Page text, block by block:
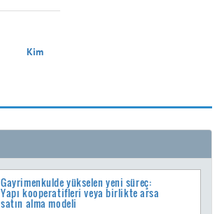
Gayrimenkulde yükselen yeni süreç:
Yapı kooperatifleri veya birlikte arsa
satın alma modeli